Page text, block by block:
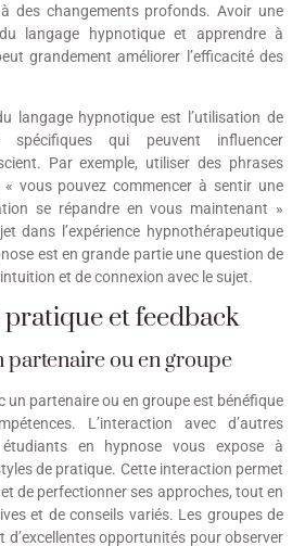
des changements profonds. Avoir une
langage hypnotique et apprendre à
grandement améliorer l’efficacité des
langage hypnotique est l’utilisation de
spécifiques qui peuvent influencer
Par exemple, utiliser des phrases
« vous pouvez commencer à sentir une
se répandre en vous maintenant »
dans l’expérience hypnothérapeutique
est en grande partie une question de
et de connexion avec le sujet.
et feedback
partenaire ou en groupe
un partenaire ou en groupe est bénéfique
L’interaction avec d’autres
étudiants en hypnose vous expose à
de pratique. Cette interaction permet
de perfectionner ses approches, tout en
et de conseils variés. Les groupes de
d’excellentes opportunités pour observer